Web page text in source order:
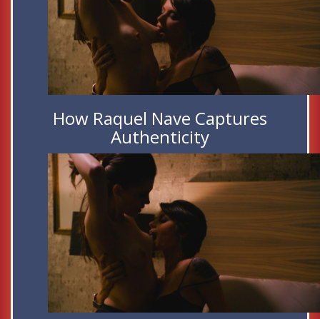
How Raquel Nave Captures
Authenticity